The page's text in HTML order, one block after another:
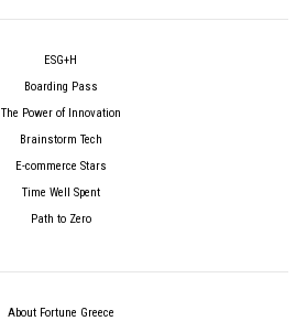
ESG+H
Boarding Pass
The Power of Innovation
Brainstorm Tech
E-commerce Stars
Time Well Spent
Path to Zero
About Fortune Greece